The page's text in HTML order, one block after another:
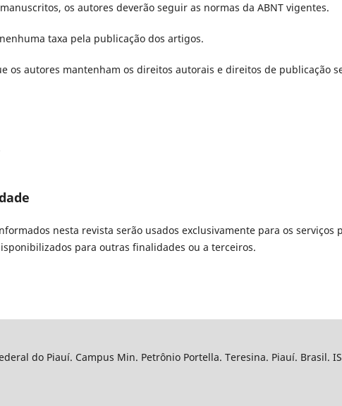
os autores deverão seguir as normas da ABNT vigentes.
taxa pela publicação dos artigos.
os autores mantenham os direitos autorais e direitos de publicação
nesta revista serão usados exclusivamente para os serviços
para outras finalidades ou a terceiros.
do Piauí. Campus Min. Petrônio Portella. Teresina. Piauí. Brasil.